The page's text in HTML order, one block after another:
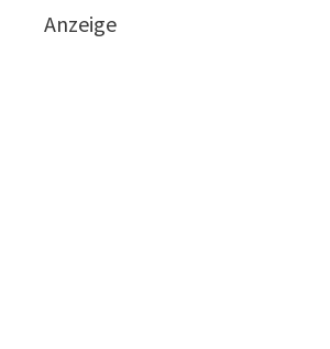
Anzeige